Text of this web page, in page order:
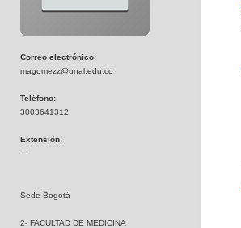
Correo electrónico:
magomezz@unal.edu.co
Teléfono:
3003641312
Extensión:
---
Sede Bogotá
2- FACULTAD DE MEDICINA